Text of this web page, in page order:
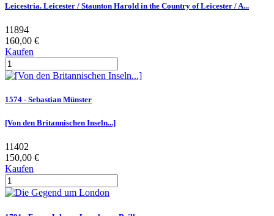
Leicestria. Leicester / Staunton Harold in the Country of Leicester / A...
11894
160,00 €
Kaufen
1574 - Sebastian Münster
[Von den Britannischen Inseln...]
11402
150,00 €
Kaufen